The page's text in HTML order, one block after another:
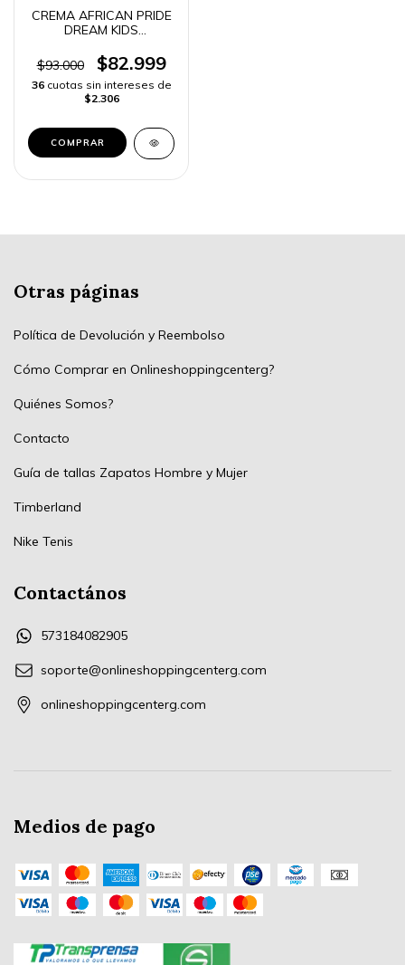
CREMA AFRICAN PRIDE
DREAM KIDS
$93.000
$82.999
36 cuotas sin intereses de
$2.306
Otras páginas
Política de Devolución y Reembolso
Cómo Comprar en Onlineshoppingcenterg?
Quiénes Somos?
Contacto
Guía de tallas Zapatos Hombre y Mujer
Timberland
Nike Tenis
Contactános
573184082905
soporte@onlineshoppingcenterg.com
onlineshoppingcenterg.com
Medios de pago